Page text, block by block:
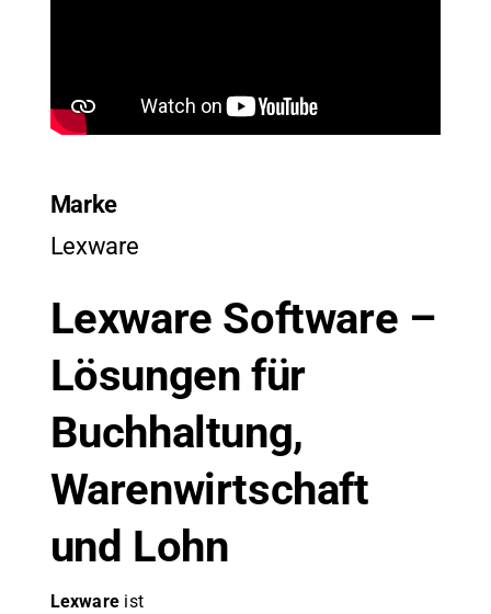
Marke
Lexware
Lexware Software –
Lösungen für
Buchhaltung,
Warenwirtschaft
und Lohn
Lexware ist